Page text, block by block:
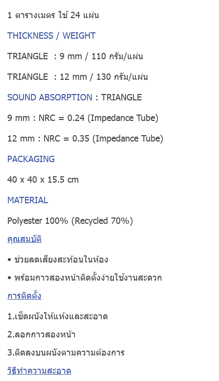
1 ตารางเมตร ใช้ 24 แผ่น
THICKNESS / WEIGHT
TRIANGLE : 9 mm / 110 กรัม/แผ่น
TRIANGLE : 12 mm / 130 กรัม/แผ่น
SOUND ABSORPTION : TRIANGLE
9 mm : NRC = 0.24 (Impedance Tube)
12 mm : NRC = 0.35 (Impedance Tube)
PACKAGING
40 x 40 x 15.5 cm
MATERIAL
Polyester 100% (Recycled 70%)
คุณสมบัติ
• ช่วยลดเสียงสะท้อนในห้อง
• พร้อมกาวสองหน้าติดตั้งง่ายใช้งานสะดวก
การติดตั้ง
1.เช็ดผนังให้แห้งและสะอาด
2.ลอกกาวสองหน้า
3.ติดลงบนผนังตามความต้องการ
วิธีทำความสะอาด